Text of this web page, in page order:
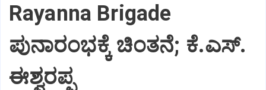
Rayanna Brigade
ಪುನಾರಂಭಕ್ಕೆ ಚಿಂತನೆ; ಕೆ.ಎಸ್‌.
ಈಶ್ವರಪ್ಪ